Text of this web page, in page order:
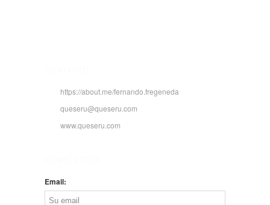
https://about.me/fernando.fregeneda
queseru@queseru.com
www.queseru.com
Email: